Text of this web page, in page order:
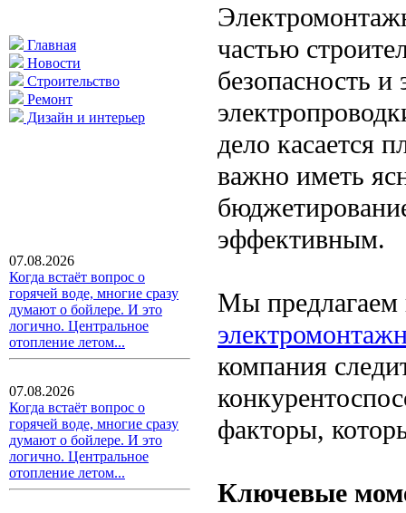
Главная
Новости
Строительство
Ремонт
Дизайн и интерьер
07.08.2026
Когда встаёт вопрос о
горячей воде, многие сразу
думают о бойлере. И это
логично. Центральное
отопление летом...
07.08.2026
Когда встаёт вопрос о
горячей воде, многие сразу
думают о бойлере. И это
логично. Центральное
отопление летом...
частью
безопасность
дело касается
важно иметь
эффективным.
Мы
компания
факторы,
Ключевые